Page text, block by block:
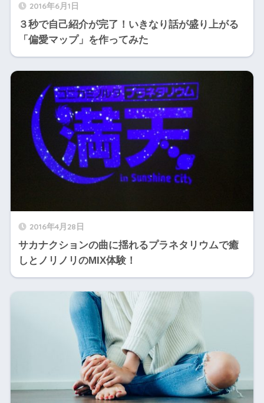
2016年6月1日
３秒で自己紹介が完了！いきなり話が盛り上がる
「偏愛マップ」を作ってみた
2016年4月28日
サカナクションの曲に揺れるプラネタリウムで癒
しとノリノリのMIX体験！